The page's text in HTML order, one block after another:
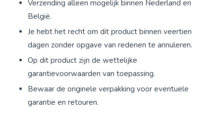
Verzending alleen mogelijk binnen Nederland en
België.
Je hebt het recht om dit product binnen veertien
dagen zonder opgave van redenen te annuleren.
Op dit product zijn de wettelijke
garantievoorwaarden van toepassing.
Bewaar de originele verpakking voor eventuele
garantie en retouren.